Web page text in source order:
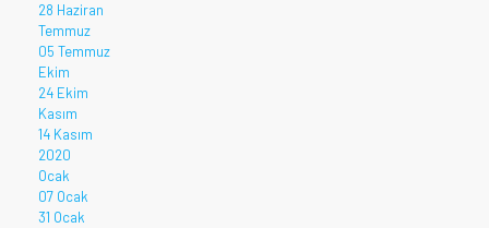
28 Haziran
Temmuz
05 Temmuz
Ekim
24 Ekim
Kasım
14 Kasım
2020
Ocak
07 Ocak
31 Ocak